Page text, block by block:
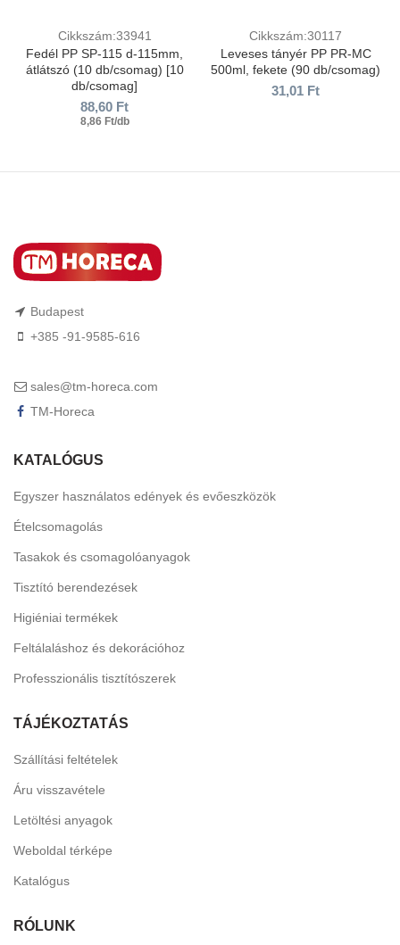
Cikkszám:33941
Fedél PP SP-115 d-115mm,
átlátszó (10 db/csomag) [10
db/csomag]
88,60 Ft
8,86 Ft/db
Cikkszám:30117
Leveses tányér PP PR-МС
500ml, fekete (90 db/csomag)
31,01 Ft
Budapest
+385 -91-9585-616
sales@tm-horeca.com
TM-Horeca
KATALÓGUS
Egyszer használatos edények és evőeszközök
Ételcsomagolás
Tasakok és csomagolóanyagok
Tisztító berendezések
Higiéniai termékek
Feltálaláshoz és dekorációhoz
Professzionális tisztítószerek
TÁJÉKOZTATÁS
Szállítási feltételek
Áru visszavétele
Letöltési anyagok
Weboldal térképe
Katalógus
RÓLUNK